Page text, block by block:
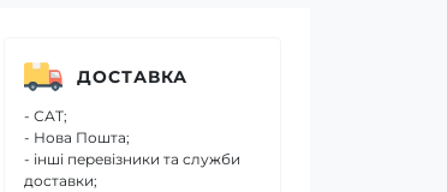
ДОСТАВКА
- САТ;
- Нова Пошта;
- інші перевізники та служби
доставки;